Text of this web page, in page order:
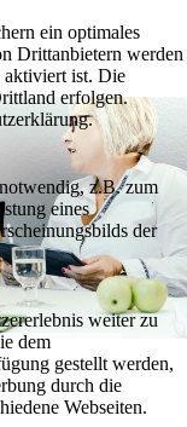
ein optimales
Drittanbietern werden
aktiviert ist. Die
erfolgen.
z.B. zum
eines
der
weiter zu
dem
gestellt werden,
durch die
Webseiten.